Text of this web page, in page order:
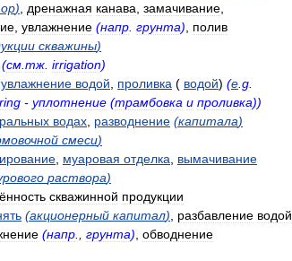
) дренажная канава замачивание
увлажнение (напр грунта)
полив
скважины)
(см тж irrigation)
увлажнение водой проливка ( водой) (e g
- уплотнение (трамбовка и проливка))
водах разводнение (капитала)
смеси)
муаровая отделка
вымачивание
раствора)
скважинной продукции
(акционерный капитал) разбавление водой
(напр грунта) обводнение